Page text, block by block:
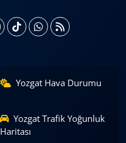
Yozgat Hava Durumu
Yozgat Trafik Yoğunluk
Haritası